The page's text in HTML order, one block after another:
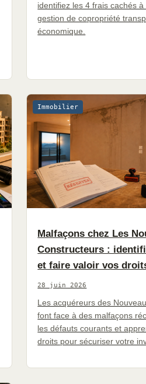
identifiez les 4 frais cachés
gestion de copropriété
économique.
Immobilier
Malfaçons chez Les
Constructeurs :
et faire valoir vos
28 juin 2026
Les acquéreurs des
font face à des malfaçons
les défauts courants et
droits pour sécuriser votre